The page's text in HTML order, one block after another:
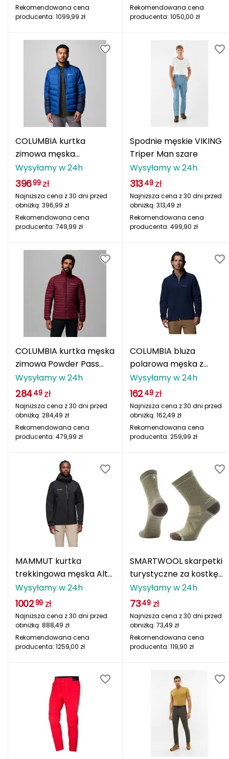
LEATT
La Sportiva
Lifesystems
Lifeventure
Lizard
Lowe Alpine
Mactronic
Maloja
Mammut
Marmot
McNett
Molten
Mons Royale
Montura
Mugga
Rekomendowana cena
producenta: 1099,99 zł
Rekomendowana cena
producenta: 1050,00 zł
COLUMBIA kurtka
zimowa męska
Labyrinth Loop II
Wysyłamy w 24h
39699 zł
Najniższa cena z 30 dni przed
obniżką: 396,99 zł
Rekomendowana cena
producenta: 749,99 zł
Spodnie męskie VIKING
Triper Man szare
Wysyłamy w 24h
31349 zł
Najniższa cena z 30 dni przed
obniżką: 313,49 zł
Rekomendowana cena
producenta: 499,90 zł
COLUMBIA kurtka męska
zimowa Powder Pass
Hybrid czerwony
Wysyłamy w 24h
28449 zł
Najniższa cena z 30 dni przed
obniżką: 284,49 zł
Rekomendowana cena
producenta: 479,99 zł
COLUMBIA bluza
polarowa męska z
zamkiem Fast Trek II
granatowy
Wysyłamy w 24h
16249 zł
Najniższa cena z 30 dni przed
obniżką: 162,49 zł
Rekomendowana cena
producenta: 259,99 zł
MAMMUT kurtka
trekkingowa męska Alto
Guide HS czarna
Wysyłamy w 24h
100299 zł
Najniższa cena z 30 dni przed
obniżką: 888,49 zł
Rekomendowana cena
producenta: 1259,00 zł
SMARTWOOL skarpetki
turystyczne za kostkę
unisex U'S Hike Light
zielone
Wysyłamy w 24h
7349 zł
Najniższa cena z 30 dni przed
obniżką: 73,49 zł
Rekomendowana cena
producenta: 119,90 zł